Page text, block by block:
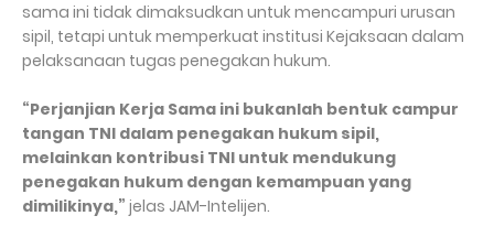
sama ini tidak dimaksudkan untuk mencampuri urusan
sipil, tetapi untuk memperkuat institusi Kejaksaan dalam
pelaksanaan tugas penegakan hukum.
“Perjanjian Kerja Sama ini bukanlah bentuk campur
tangan TNI dalam penegakan hukum sipil,
melainkan kontribusi TNI untuk mendukung
penegakan hukum dengan kemampuan yang
dimilikinya,” jelas JAM-Intelijen.